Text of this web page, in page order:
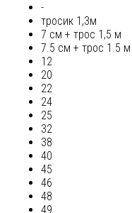
-
тросик 1,3м
7 см + трос 1,5 м
7.5 см + трос 1.5 м
12
20
22
24
25
32
38
40
45
46
48
49